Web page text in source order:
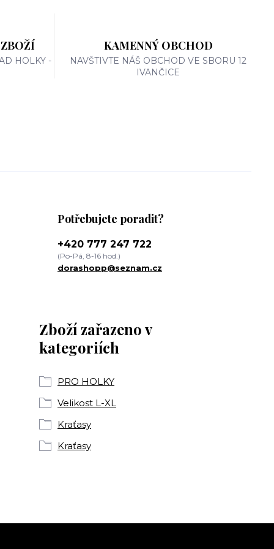
HOLKY -
KAMENNÝ OBCHOD
NAVŠTIVTE NÁŠ OBCHOD VE SBORU 12
IVANČICE
Zboží zařazeno v
kategoriích
PRO HOLKY
Velikost L-XL
Kraťasy
Kraťasy
Potřebujete poradit?
+420 777 247 722
(Po-Pá, 8-16 hod.)
dorashopp@seznam.cz